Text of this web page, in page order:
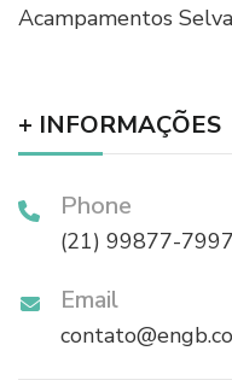
Acampamentos
+ INFORMAÇÕES
Phone
(21) 99877-
Email